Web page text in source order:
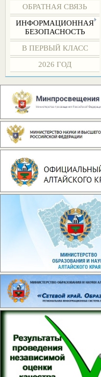
ОБРАТНАЯ СВЯЗЬ
ИНФОРМАЦИОННАЯ
БЕЗОПАСНОСТЬ
В ПЕРВЫЙ КЛАСС
2026 ГОД